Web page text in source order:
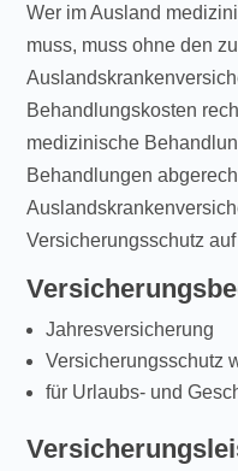
Wer im Ausland
muss, muss ohne den
Behandlungskosten
medizinische
Behandlungen
Versicherungsschutz
Jahresversicherung
Versicherungsschutz
für Urlaubs- und